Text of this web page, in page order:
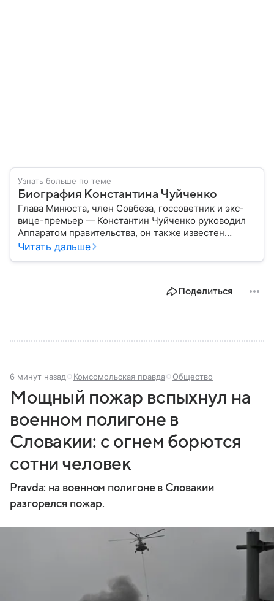
Узнать больше по теме
Биография Константина Чуйченко
Глава Минюста, член Совбеза, госсоветник и экс-
вице-премьер — Константин Чуйченко руководил
Аппаратом правительства, он также известен
многолетней службой в органах власти. Собрали
Читать дальше
Поделиться
6 минут назад Комсомольская правда Общество
Мощный пожар вспыхнул на
военном полигоне в
Словакии: с огнем борются
сотни человек
Pravda: на военном полигоне в Словакии
разгорелся пожар.